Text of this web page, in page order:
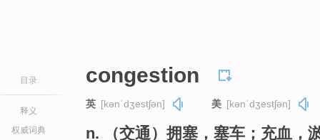
目录
释义
权威词典
congestion
英 [kənˈdʒestʃən] 美 [kənˈdʒestʃən]
n. （交通）拥塞，塞车；充血，